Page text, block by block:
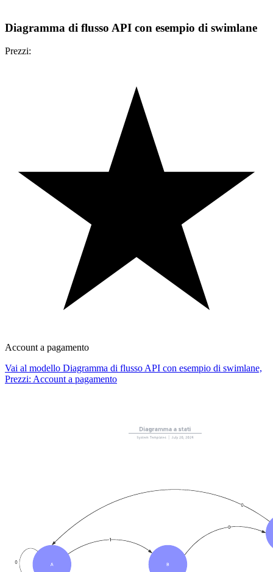
Diagramma di flusso API con esempio di swimlane
Prezzi:
Account a pagamento
Vai al modello Diagramma di flusso API con esempio di swimlane,
Prezzi: Account a pagamento